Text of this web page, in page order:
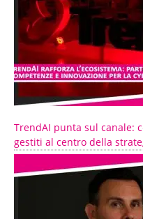
TrendAI punta sul canale:
gestiti al centro della